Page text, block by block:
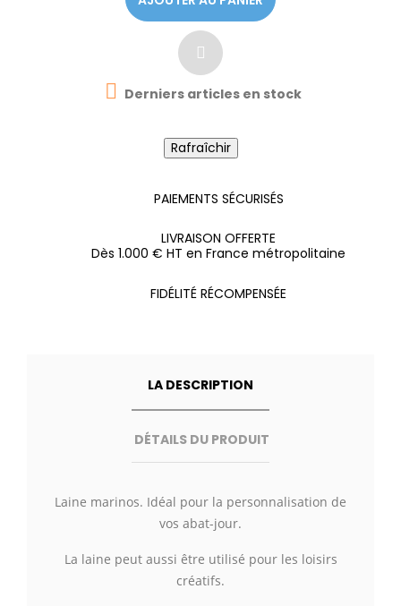
 Derniers articles en stock
PAIEMENTS SÉCURISÉS
LIVRAISON OFFERTE
Dès 1.000 € HT en France métropolitaine
FIDÉLITÉ RÉCOMPENSÉE
LA DESCRIPTION
DÉTAILS DU PRODUIT
Laine marinos. Idéal pour la personnalisation de
vos abat-jour.
La laine peut aussi être utilisé pour les loisirs
créatifs.